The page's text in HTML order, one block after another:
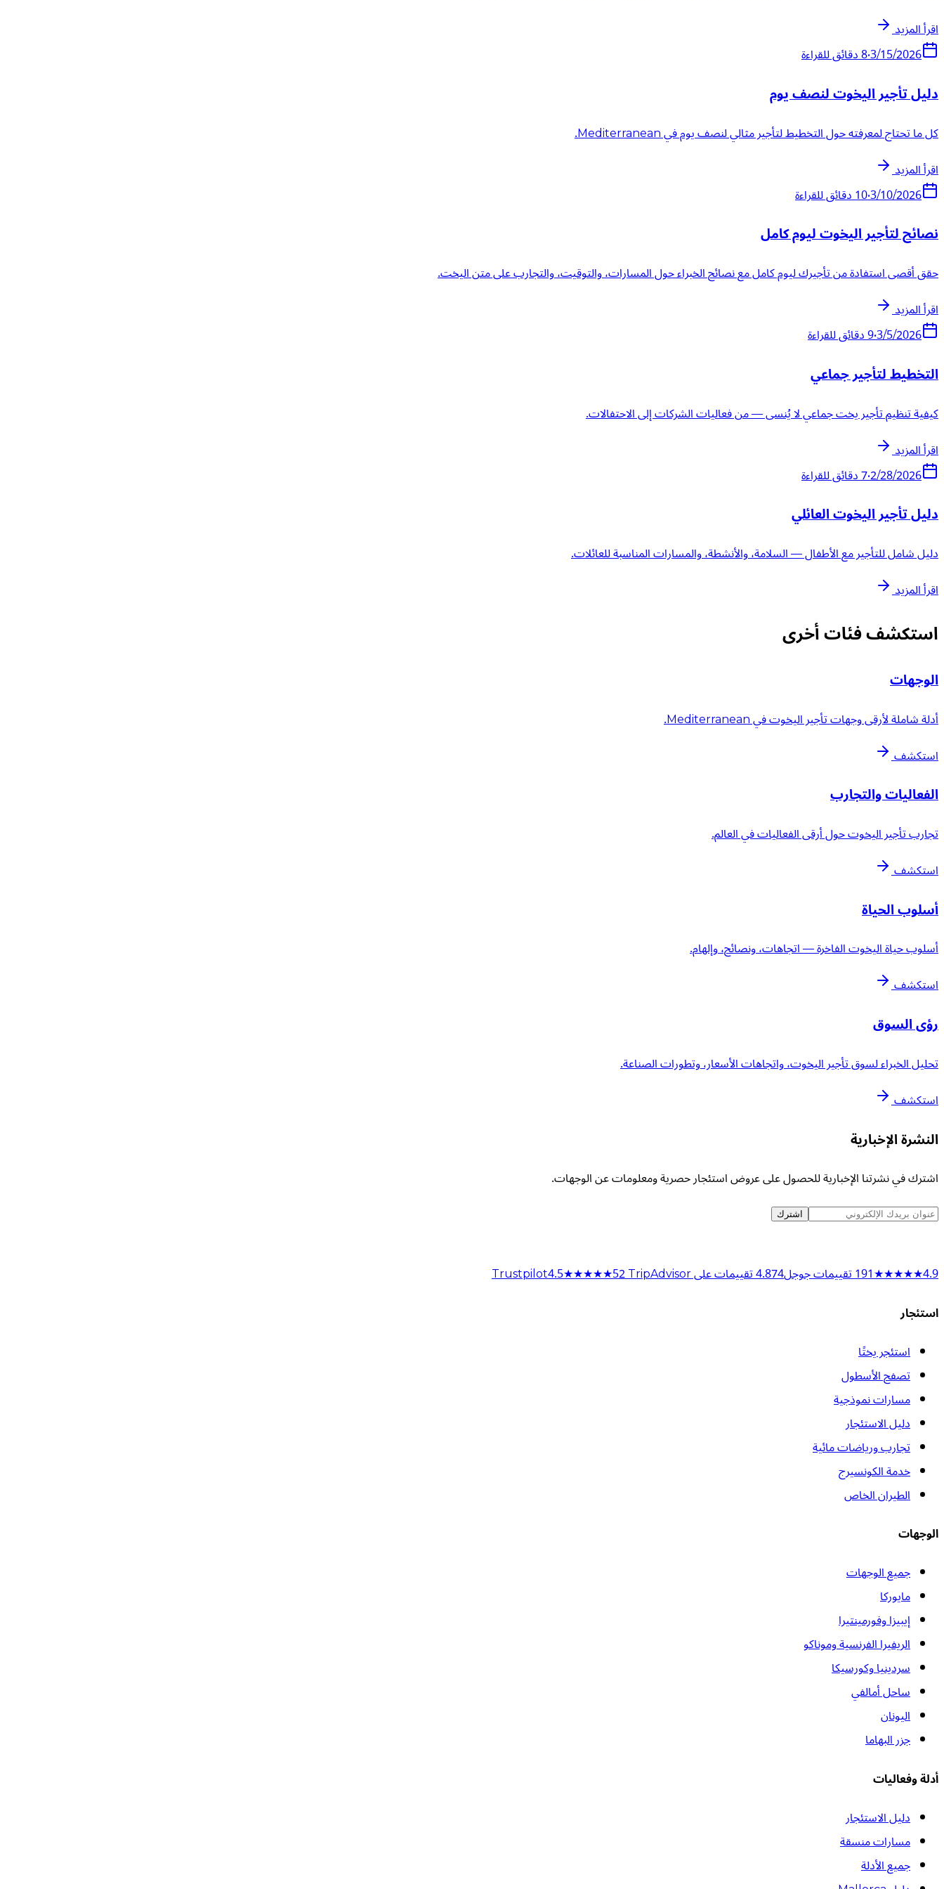
اقرأ المزيد
3/15/2026
•
8دقائق للقراءة
دليل تأجير اليخوت لنصف يوم
كل ما تحتاج لمعرفته حول التخطيط لتأجير مثالي لنصف يوم في Mediterranean.
اقرأ المزيد
3/10/2026
•
10دقائق للقراءة
نصائح لتأجير اليخوت ليوم كامل
حقق أقصى استفادة من تأجيرك ليوم كامل مع نصائح الخبراء حول المسارات، والتوقيت، والتجارب على متن اليخت.
اقرأ المزيد
3/5/2026
•
9دقائق للقراءة
التخطيط لتأجير جماعي
كيفية تنظيم تأجير يخت جماعي لا يُنسى — من فعاليات الشركات إلى الاحتفالات.
اقرأ المزيد
2/28/2026
•
7دقائق للقراءة
دليل تأجير اليخوت العائلي
دليل شامل للتأجير مع الأطفال — السلامة، والأنشطة، والمسارات المناسبة للعائلات.
اقرأ المزيد
استكشف فئات أخرى
الوجهات
أدلة شاملة لأرقى وجهات تأجير اليخوت في Mediterranean.
استكشف
الفعاليات والتجارب
تجارب تأجير اليخوت حول أرقى الفعاليات في العالم.
استكشف
أسلوب الحياة
أسلوب حياة اليخوت الفاخرة — اتجاهات، ونصائح، وإلهام.
استكشف
رؤى السوق
تحليل الخبراء لسوق تأجير اليخوت، واتجاهات الأسعار، وتطورات الصناعة.
استكشف
النشرة الإخبارية
اشترك في نشرتنا الإخبارية للحصول على عروض استئجار حصرية ومعلومات عن الوجهات.
اشترك
4.9
★★★★★
191تقييمات جوجل 4.874 تقييمات على Trustpilot 4.5★★★★★52 TripAdvisor
استئجار
استئجر يختًا
تصفح الأسطول
مسارات نموذجية
دليل الاستئجار
تجارب ورياضات مائية
خدمة الكونسيرج
الطيران الخاص
الوجهات
جميع الوجهات
مايوركا
إيبيزا وفورمينتيرا
الريفيرا الفرنسية وموناكو
سردينيا وكورسيكا
ساحل أمالفي
اليونان
جزر البهاما
أدلة وفعاليات
دليل الاستئجار
مسارات منسقة
جميع الأدلة